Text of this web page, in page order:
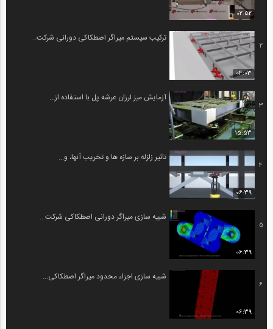
02:52
2
04:03
ترکیب سیستم میراگر اصطکاکی دورانی شرکت...
3
15:53
آزمایش میز لرزان عرشه پل با استفاده از...
4
06:39
تاثیر زلزله بر سازه ها و تخریب آنها، و...
5
06:39
شبیه سازی میراگر دورانی اصطکاکی شرکت...
6
06:39
شبیه سازی اجزاء محدود میراگر اصطکاکی...